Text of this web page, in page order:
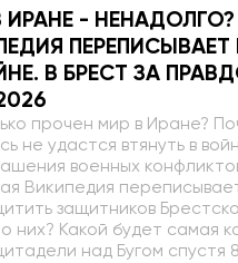
ИРАНЕ -
В БРЕСТ ЗА
прочен мир в Иране?
не удастся втянуть в
военных
Википедия
защитников
них? Какой будет самая
над Бугом спустя